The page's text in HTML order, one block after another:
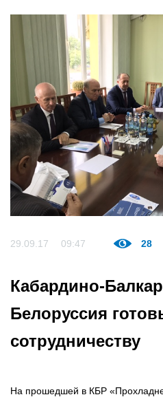
Политика
29.09.17 09:47 28
Кабардино-
Белоруссия
сотрудничеству
На прошедшей в КБР